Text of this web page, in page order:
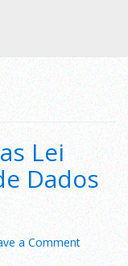
Lei
Dados
a Commenton
Guia